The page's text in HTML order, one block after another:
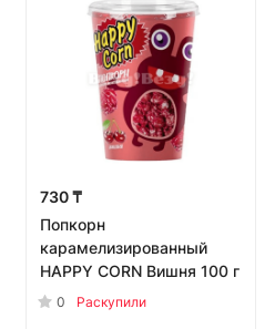
730 ₸
Попкорн
карамелизированный
HAPPY CORN Вишня 100 г
0 Раскупили